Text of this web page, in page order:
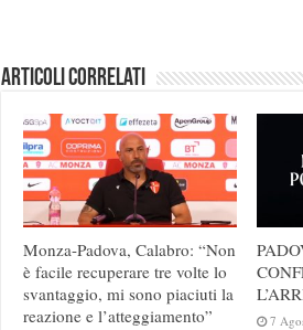
Articoli correlati
Monza-Padova, Calabro: “Non
è facile recuperare tre volte lo
svantaggio, mi sono piaciuti la
reazione e l’atteggiamento”
7